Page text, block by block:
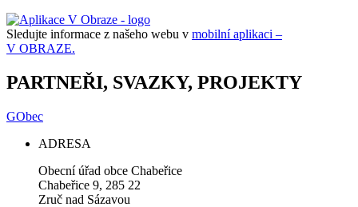
Sledujte informace z našeho webu v mobilní aplikaci –
V OBRAZE.
PARTNEŘI, SVAZKY, PROJEKTY
GObec
ADRESA
Obecní úřad obce Chabeřice
Chabeřice 9, 285 22
Zruč nad Sázavou